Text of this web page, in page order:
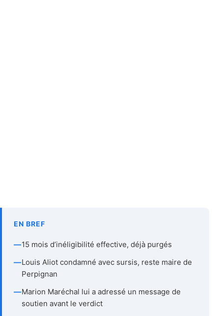
EN BREF
—15 mois d’inéligibilité effective, déjà purgés
—Louis Aliot condamné avec sursis, reste maire de
Perpignan
—Marion Maréchal lui a adressé un message de
soutien avant le verdict